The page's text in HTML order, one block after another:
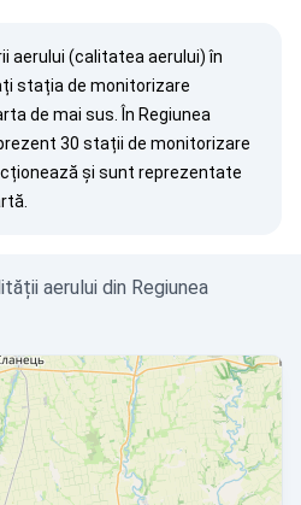
aerului (calitatea aerului) în
stația de monitorizare
de mai sus. În Regiunea
30 stații de monitorizare
și sunt reprezentate
aerului din Regiunea